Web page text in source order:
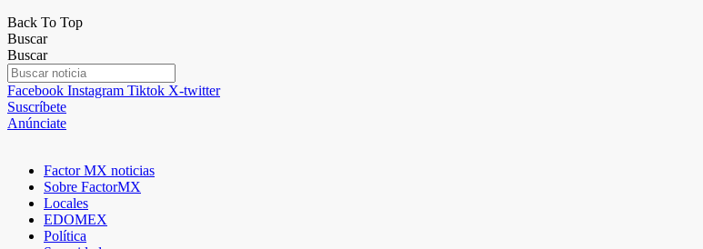
Back To Top
Buscar
Buscar
Facebook Instagram Tiktok X-twitter
Suscríbete
Anúnciate
Factor MX noticias
Sobre FactorMX
Locales
EDOMEX
Política